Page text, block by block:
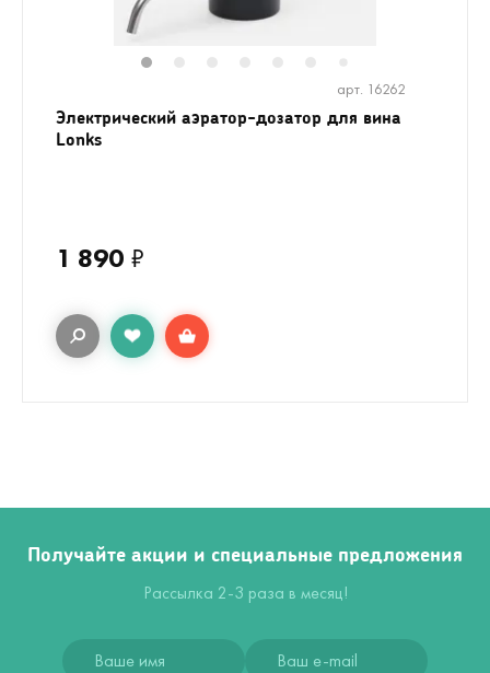
арт. 16262
Электрический аэратор-дозатор для вина
Lonks
1 890 ₽
Получайте акции и специальные предложения
Рассылка 2-3 раза в месяц!